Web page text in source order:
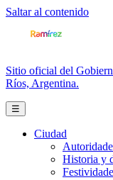
Saltar al contenido
Sitio oficial del
Ríos, Argentina.
☰
Ciudad
Historia y